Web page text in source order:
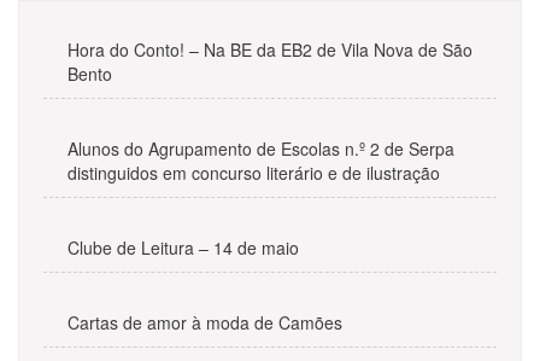
Hora do Conto! – Na BE da EB2 de Vila Nova de São
Bento
Alunos do Agrupamento de Escolas n.º 2 de Serpa
distinguidos em concurso literário e de ilustração
Clube de Leitura – 14 de maio
Cartas de amor à moda de Camões